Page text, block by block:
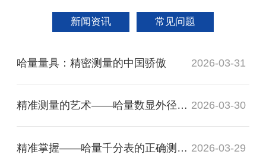
新闻资讯 常见问题
哈量量具：精密测量的中国骄傲 2026-03-31
精准测量的艺术——哈量数显外径千分尺操作指南 2026-03-30
精准掌握——哈量千分表的正确测量技巧 2026-03-29